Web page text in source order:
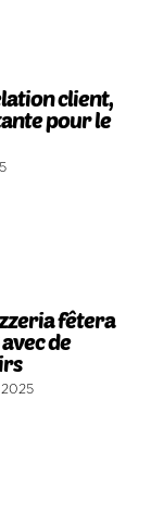
client,
pour le
fêtera
de